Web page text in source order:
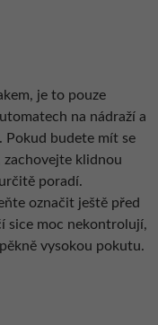
je to pouze
na nádraží a
Pokud budete mít se
zachovejte klidnou
poradí.
označit ještě před
sice moc nekontrolují,
vysokou pokutu.